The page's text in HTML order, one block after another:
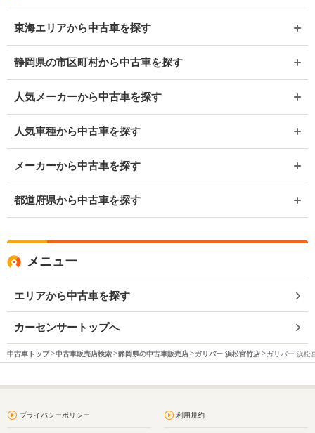
東海エリアから中古車を探す
静岡県の市区町村から中古車を探す
人気メーカーから中古車を探す
人気車種から中古車を探す
メーカーから中古車を探す
都道府県から中古車を探す
メニュー
エリアから中古車を探す
カーセンサートップへ
中古車トップ 中古車販売店検索 静岡県の中古車販売店 ガリバー 浜松宮竹店 ガリバー 浜松
プライバシーポリシー 利用規約